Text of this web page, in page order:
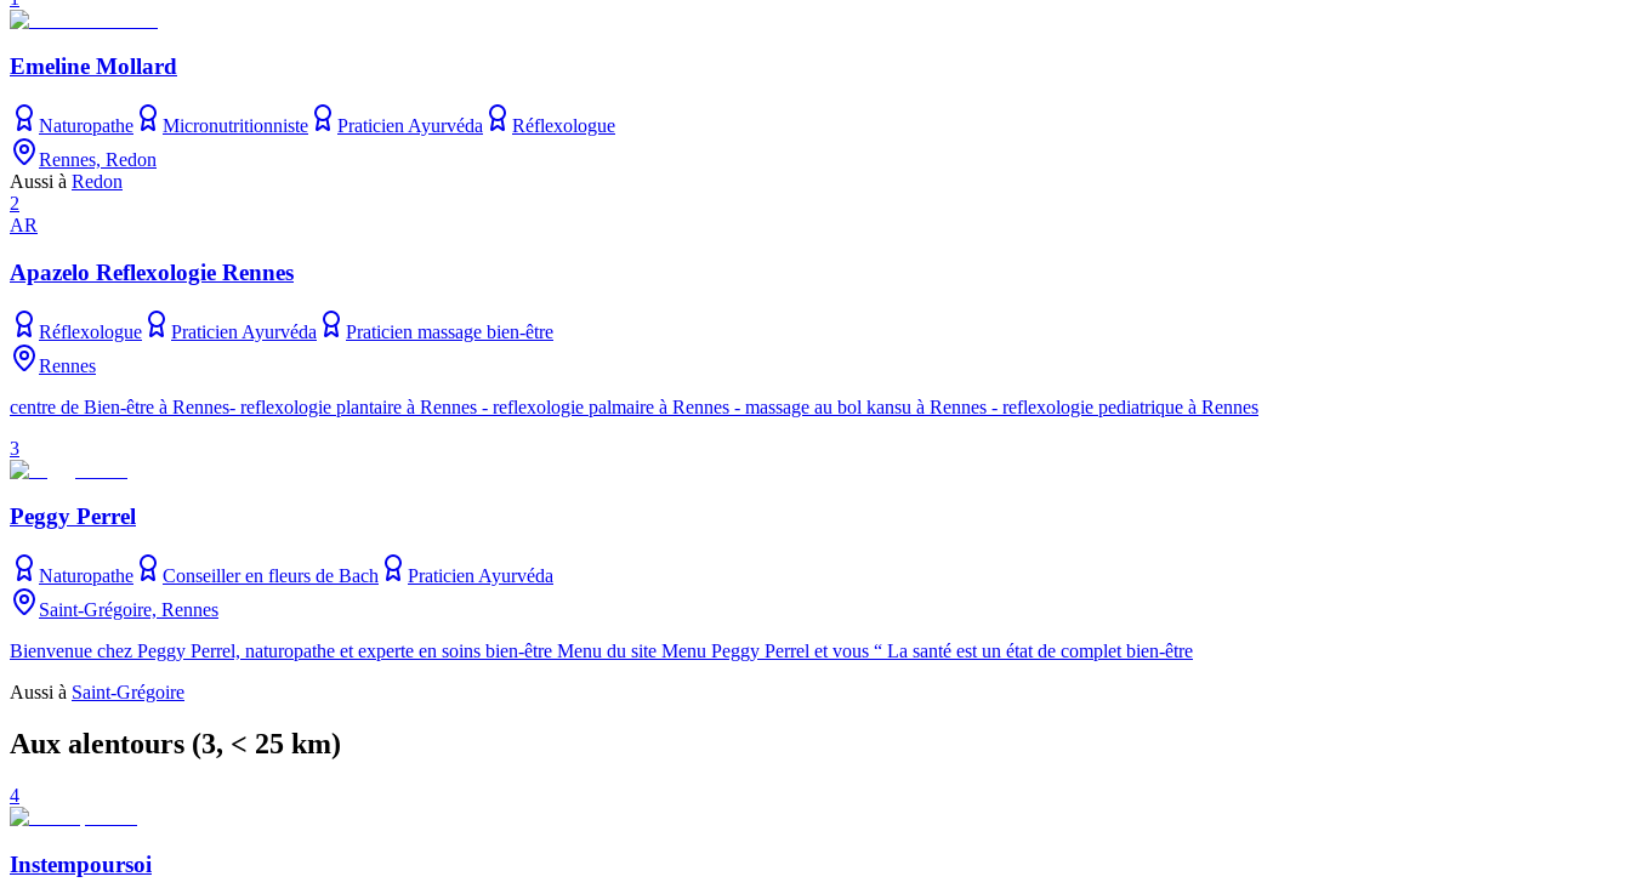
Emeline Mollard
Naturopathe Micronutritionniste Praticien Ayurvéda
Réflexologue
Rennes, Redon
Aussi à Redon
2
AR
Apazelo Reflexologie Rennes
Réflexologue Praticien Ayurvéda
Praticien massage bien-être
Rennes
centre de Bien-être à Rennes- reflexologie plantaire à Rennes - reflexologie palmaire à Rennes - massage au bol kansu à Rennes - reflexologie pediatrique à Rennes
3
Peggy Perrel
Naturopathe Conseiller en fleurs de Bach
Praticien Ayurvéda
Saint-Grégoire, Rennes
Bienvenue chez Peggy Perrel, naturopathe et experte en soins bien-être Menu du site Menu Peggy Perrel et vous “ La santé est un état de complet bien-être
Aussi à Saint-Grégoire
Aux alentours (3, < 25 km)
4
Instempoursoi